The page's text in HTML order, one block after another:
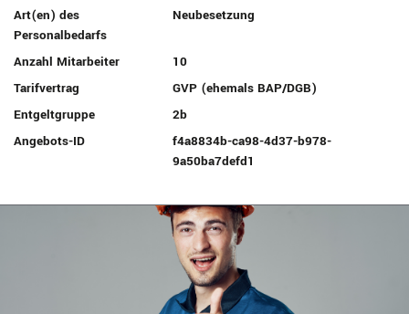
Art(en) des
Personalbedarfs
Neubesetzung
Anzahl Mitarbeiter
10
Tarifvertrag
GVP (ehemals BAP/DGB)
Entgeltgruppe
2b
Angebots-ID
f4a8834b-ca98-4d37-b978-
9a50ba7defd1